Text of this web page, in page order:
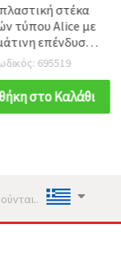
στέκα
τύπου Alice με
επένδυση,
κομψό αξεσουάρ
για γυναίκες και
κορίτσια
695519
στο Καλάθι